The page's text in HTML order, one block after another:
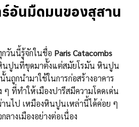
อันมืดมนของสุสาน
วันนี้รู้จักในชื่อ Paris Catacombs
หินปูนที่ขุดมาตั้งแต่สมัยโรมัน หินปูน
ถูกนำมาใช้ในการก่อสร้างอาคาร
ๆ ที่ทำให้เมืองปารีสมีความโดดเด่น
านไป เหมืองหินปูนเหล่านี้ได้ค่อย ๆ
างเมืองอย่างต่อเนื่อง